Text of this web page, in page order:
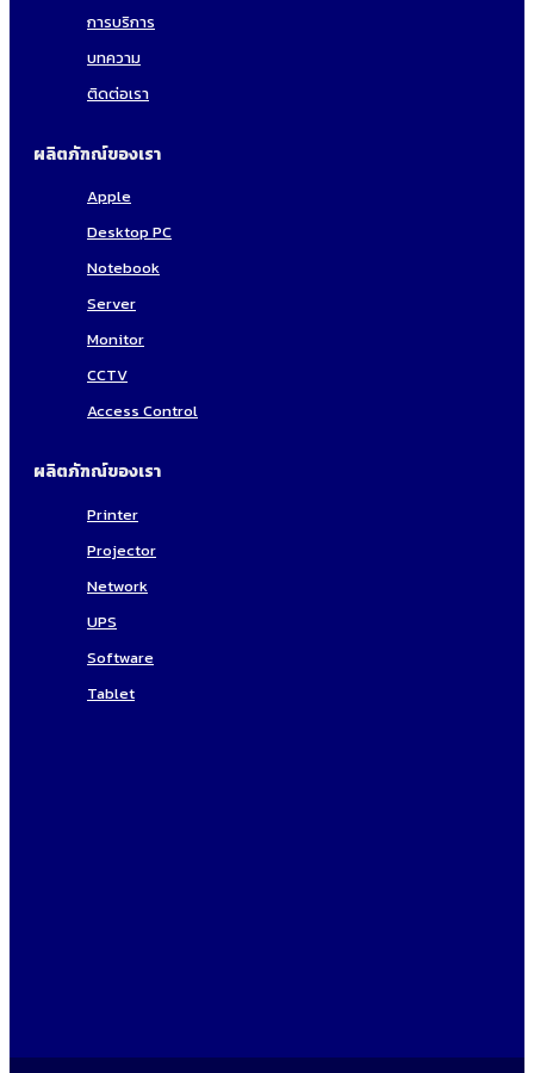
การบริการ
บทความ
ติดต่อเรา
ผลิตภัฑณ์ของเรา
Apple
Desktop PC
Notebook
Server
Monitor
CCTV
Access Control
ผลิตภัฑณ์ของเรา
Printer
Projector
Network
UPS
Software
Tablet